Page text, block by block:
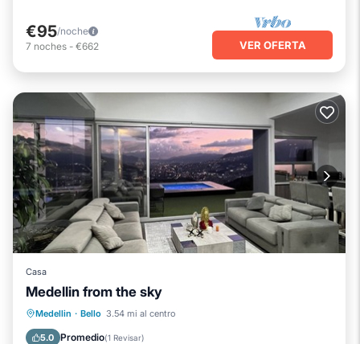
€95/noche
7 noches - €662 VER OFERTA
Casa
Medellin from the sky
Medellin · Bello 3.54 mi al centro
5.0 Promedio(1 Revisar)
Piscina privada
Balcón/Terraza